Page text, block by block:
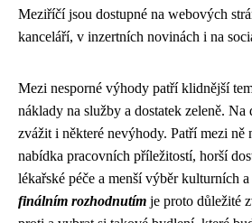
Meziříčí jsou dostupné na webových
kanceláří, v inzertních novinách i na
Mezi nesporné výhody patří klidnější
náklady na služby a dostatek zeleně. Na
zvážit i některé nevýhody. Patří mezi ně
nabídka pracovních příležitostí, horší
lékařské péče a menší výběr kulturních
finálním rozhodnutím je proto důležité